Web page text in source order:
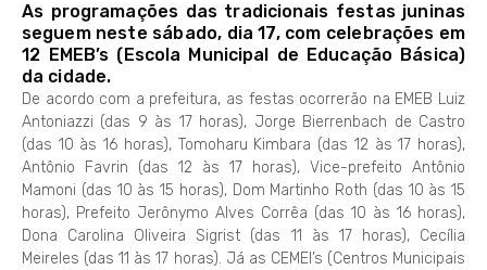
As programações das tradicionais festas juninas
seguem neste sábado, dia 17, com celebrações em
12 EMEB’s (Escola Municipal de Educação Básica)
da cidade.
De acordo com a prefeitura, as festas ocorrerão na EMEB Luiz
Antoniazzi (das 9 às 17 horas), Jorge Bierrenbach de Castro
(das 10 às 16 horas), Tomoharu Kimbara (das 12 às 17 horas),
Antônio Favrin (das 12 às 17 horas), Vice-prefeito Antônio
Mamoni (das 10 às 15 horas), Dom Martinho Roth (das 10 às 15
horas), Prefeito Jerônymo Alves Corrêa (das 10 às 16 horas),
Dona Carolina Oliveira Sigrist (das 11 às 17 horas), Cecília
Meireles (das 11 às 17 horas). Já as CEMEI’s (Centros Municipais